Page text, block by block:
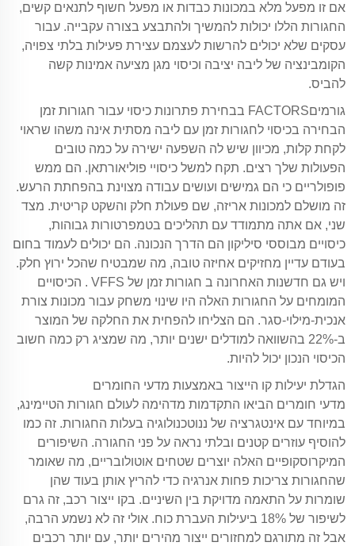
אם זו מפעל מלא במכונות כבדות או מפעל חשוף לתנאים קשים,
החגורות הללו יכולות להמשיך ולהתבצע בצורה עקבייה. עבור
עסקים שלא יכולים להרשות לעצמם עצירת פעילות בלתי צפויה,
הקומבינציה של ליבה יציבה וכיסוי מגן מציעה אמינות קשה
להביס.
גורמיםFACTORS בבחירת פתרונות כיסוי עבור חגורות זמן
הבחירה בכיסוי לחגורות זמן עם ליבה מסתית אינה משהו שראוי
לקחת קלות, מכיוון שיש לה השפעה ישירה על כמה טובים
הפעולות שלך רצים. תקח למשל כיסויי פוליאורתאן. הם ממש
פופולריים כי הם גמישים ועושים עבודה מצוינת בהפחתת הרעש.
זה מושלם למכונות אריזה, שם פעולת חלק והשקט קריטית. מצד
שני, אם אתה מתמודד עם תהליכים בטמפרטורות גבוהות,
כיסויים מבוססי סיליקון הם הדרך הנכונה. הם יכולים לעמוד בחום
בעודם עדיין מחזיקים אחיזה טובה, מה שמבטיח שהכל ירוץ חלק.
ויש גם חדשנות האחרונה ב חגורות זמן של VFFS
. הכיסויים
המומחים על החגורות האלה היו שינוי משחק עבור מכונות צורת
אנכית-מילוי-סגר. הם הצליחו להפחית את החלקה של המוצר
ב-22% בהשוואה למודלים ישנים יותר, מה שמציג רק כמה חשוב
הכיסוי הנכון יכול להיות.
הגדלת יעילות קו הייצור באמצעות מדעי החומרים
מדעי חומרים הביאו התקדמות מדהימה לעולם חגורות הטיימינג,
במיוחד עם אינטגרציה של ננוטכנולוגיה בעלות החגורות. זה כמו
להוסיף עוזרים קטנים ובלתי נראה על פני החגורה. השיפורים
המיקרוסקופיים האלה יוצרים שטחים אוטולובריים, מה שאומר
שהחגורות צריכות פחות אנרגיה כדי להריץ אותן בעוד שהן
שומרות על התאמה מדויקת בין השיניים. בקו ייצור רכב, זה גרם
לשיפור של 18% ביעילות העברת כוח. אולי זה לא נשמע הרבה,
אבל זה מתורגם למחזורים ייצור מהירים יותר, עם יותר רכבים